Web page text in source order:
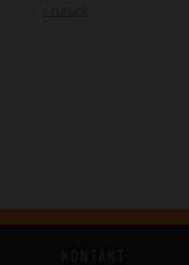
« zurück